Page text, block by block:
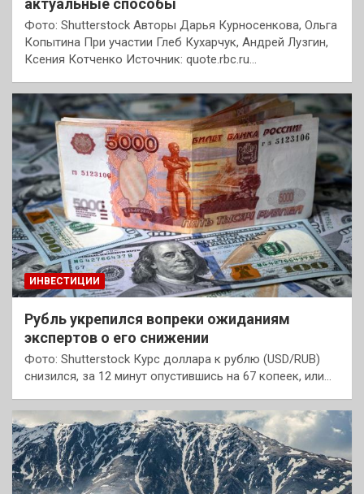
актуальные способы
Фото: Shutterstock Авторы Дарья Курносенкова, Ольга
Копытина При участии Глеб Кухарчук, Андрей Лузгин,
Ксения Котченко Источник: quote.rbc.ru…
ИНВЕСТИЦИИ
Рубль укрепился вопреки ожиданиям
экспертов о его снижении
Фото: Shutterstock Курс доллара к рублю (USD/RUB)
снизился, за 12 минут опустившись на 67 копеек, или…